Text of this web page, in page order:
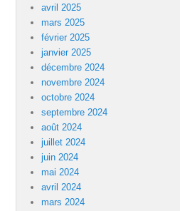
avril 2025
mars 2025
février 2025
janvier 2025
décembre 2024
novembre 2024
octobre 2024
septembre 2024
août 2024
juillet 2024
juin 2024
mai 2024
avril 2024
mars 2024